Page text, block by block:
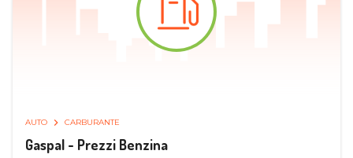
AUTO CARBURANTE
Gaspal - Prezzi Benzina